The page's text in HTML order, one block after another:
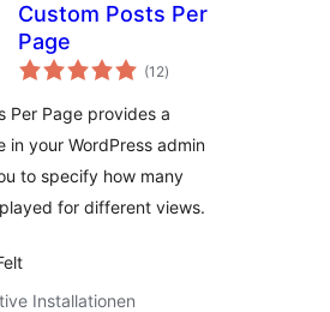
Custom Posts Per
Page
(12Bewertungen
insgesamt
)
Per Page provides a
in your WordPress admin
to specify how many
for different views.
Installationen